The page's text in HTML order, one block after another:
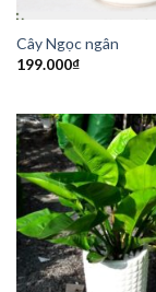
Cây Ngọc ngân
199.000₫